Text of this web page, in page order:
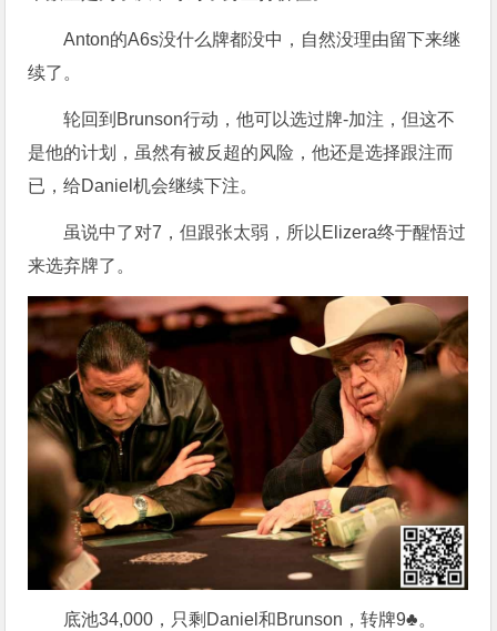
Anton的A6s没什么牌都没中，自然没理由留下来继
续了。
轮回到Brunson行动，他可以选过牌-加注，但这不
是他的计划，虽然有被反超的风险，他还是选择跟注而
已，给Daniel机会继续下注。
虽说中了对7，但跟张太弱，所以Elizera终于醒悟过
来选弃牌了。
底池34,000，只剩Daniel和Brunson，转牌9♣。